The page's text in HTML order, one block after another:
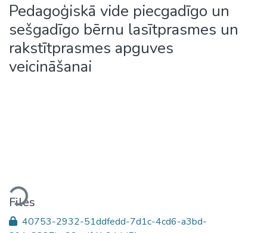
Pedagoģiskā vide piecgadīgo un
sešgadīgo bērnu lasītprasmes un
rakstītprasmes apguves
veicināšanai
Files
40753-2932-51ddfedd-7d1c-4cd6-a3bd-